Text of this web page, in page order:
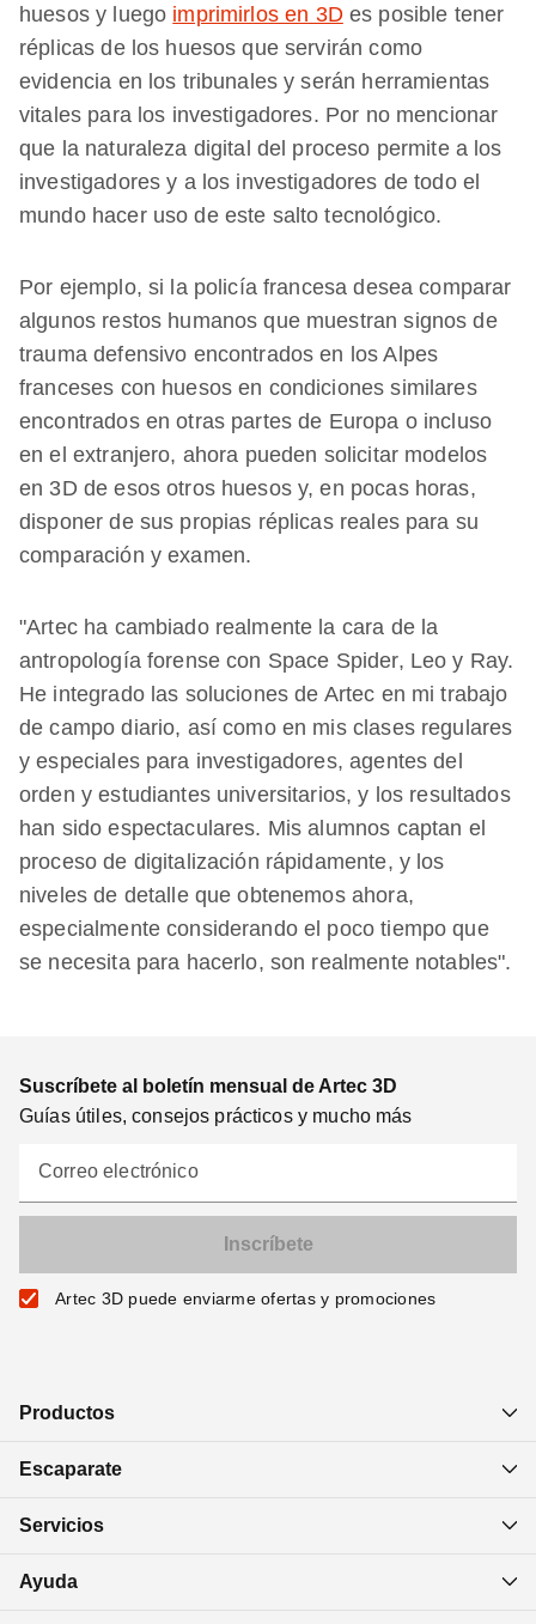
huesos y luego imprimirlos en 3Des posible tener
réplicas de los huesos que servirán como
evidencia en los tribunales y serán herramientas
vitales para los investigadores. Por no mencionar
que la naturaleza digital del proceso permite a los
investigadores y a los investigadores de todo el
mundo hacer uso de este salto tecnológico.
Por ejemplo, si la policía francesa desea comparar
algunos restos humanos que muestran signos de
trauma defensivo encontrados en los Alpes
franceses con huesos en condiciones similares
encontrados en otras partes de Europa o incluso
en el extranjero, ahora pueden solicitar modelos
en 3D de esos otros huesos y, en pocas horas,
disponer de sus propias réplicas reales para su
comparación y examen.
"Artec ha cambiado realmente la cara de la
antropología forense con Space Spider, Leo y Ray.
He integrado las soluciones de Artec en mi trabajo
de campo diario, así como en mis clases regulares
y especiales para investigadores, agentes del
orden y estudiantes universitarios, y los resultados
han sido espectaculares. Mis alumnos captan el
proceso de digitalización rápidamente, y los
niveles de detalle que obtenemos ahora,
especialmente considerando el poco tiempo que
se necesita para hacerlo, son realmente notables".
Suscríbete al boletín mensual de Artec 3D
Guías útiles, consejos prácticos y mucho más
Correo electrónico
Artec 3D puede enviarme ofertas y promociones
Productos
Escaparate
Servicios
Ayuda